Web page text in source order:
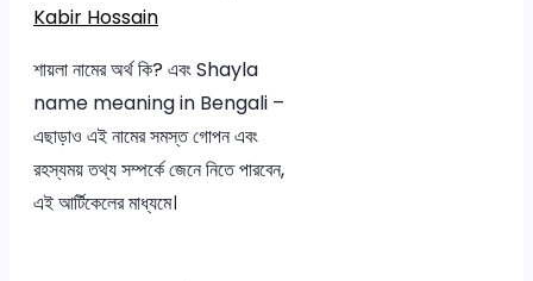
Kabir Hossain
শায়লা নামের অর্থ কি? এবং Shayla
name meaning in Bengali –
এছাড়াও এই নামের সমস্ত গোপন এবং
রহস্যময় তথ্য সম্পর্কে জেনে নিতে পারবেন,
এই আর্টিকেলের মাধ্যমে।